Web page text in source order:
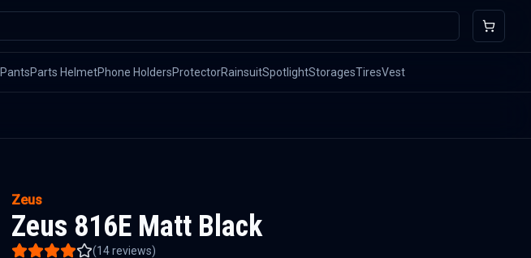
PantsParts HelmetPhone HoldersProtectorRainsuitSpotlightStoragesTiresVest
Zeus
Zeus 816E Matt Black
(14reviews)